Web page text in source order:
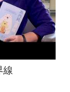
線